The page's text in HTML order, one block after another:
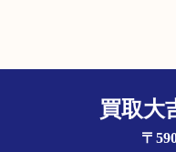
買取大
〒